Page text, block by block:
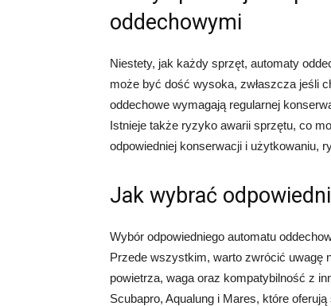
oddechowymi
Niestety, jak każdy sprzęt, automaty
może być dość wysoka, zwłaszcza jeśli
oddechowe wymagają regularnej
Istnieje także ryzyko awarii sprzętu, co
odpowiedniej konserwacji i użytkowaniu,
Jak wybrać
Wybór odpowiedniego automatu
Przede wszystkim, warto zwrócić uwagę
powietrza, waga oraz kompatybilność z
Scubapro, Aqualung i Mares, które